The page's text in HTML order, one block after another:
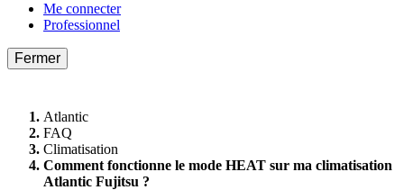
Me connecter
Professionnel
Fermer
Atlantic
FAQ
Climatisation
Comment fonctionne le mode HEAT sur ma climatisation
Atlantic Fujitsu ?